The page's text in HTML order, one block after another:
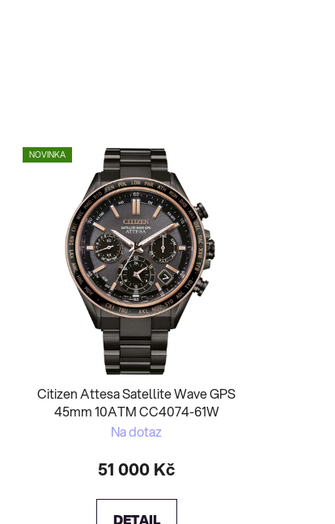
NOVINKA
Citizen Attesa Satellite Wave GPS
45mm 10ATM CC4074-61W
Na dotaz
51 000 Kč
DETAIL